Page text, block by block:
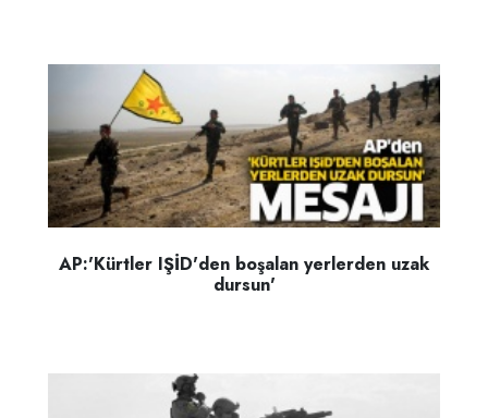
AP:'Kürtler IŞİD'den boşalan yerlerden uzak
dursun'